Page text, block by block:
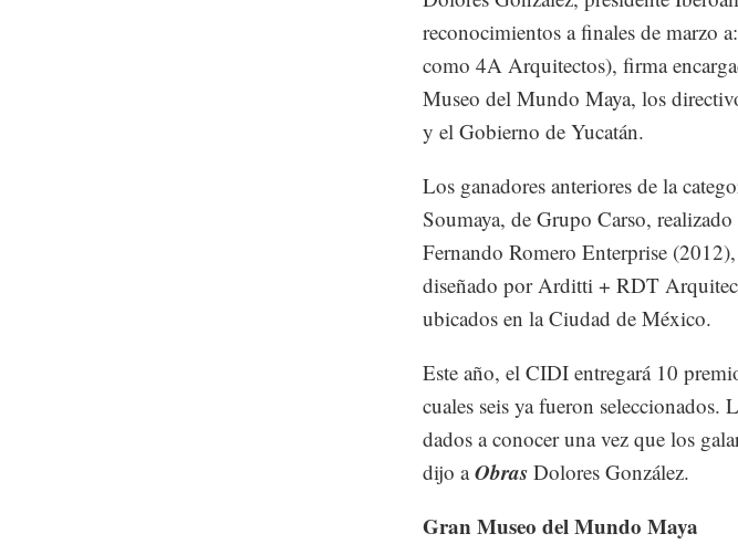
reconocimientos a finales de marzo
como 4A Arquitectos), firma
Museo del Mundo Maya, los
y el Gobierno de Yucatán.
Los ganadores anteriores de la
Soumaya, de Grupo Carso,
Fernando Romero Enterprise
diseñado por Arditti + RDT
ubicados en la Ciudad de México.
Este año, el CIDI entregará 10
cuales seis ya fueron seleccionados.
dados a conocer una vez que los
dijo aObras Dolores González.
Gran Museo del Mundo Maya